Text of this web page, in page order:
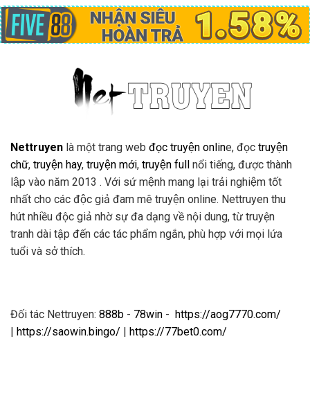
Nettruyen là một trang web đọc truyện online, đọc truyện
chữ, truyện hay, truyện mới, truyện full nổi tiếng, được thành
lập vào năm 2013 . Với sứ mệnh mang lại trải nghiệm tốt
nhất cho các độc giả đam mê truyện online. Nettruyen thu
hút nhiều độc giả nhờ sự đa dạng về nội dung, từ truyện
tranh dài tập đến các tác phẩm ngắn, phù hợp với mọi lứa
tuổi và sở thích.
Đối tác Nettruyen: 888b - 78win - https://aog7770.com/
| https://saowin.bingo/ | https://77bet0.com/